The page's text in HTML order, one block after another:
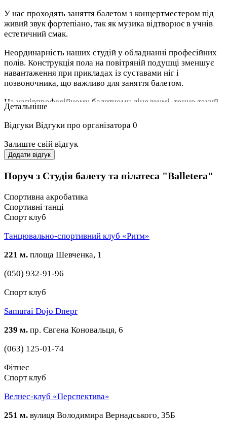
У нас проходять заняття балетом з концертместером під
живий звук фортепіано, так як музика відтворює в учнів
естетичний смак.
Неординарність наших студій у обладнанні професійних
полів. Конструкція пола на повітряній подушці зменшує
навантаження при прикладах із суставами ніг і
позвоночника, що важливо для заняття балетом.
На напівпрофесійному балетному лінолеумі, точно такий
лінолеум лежить у студіях Європи. Він забезпечує
правильність і чіткість виконання заходів управління,
запобігання скольженню.
Так же особливість нашої цінової політики в тому, що
вона складена таким чином, що придбання абонементу по
одній ціні, у вас є можливість відвідати абсолютно всі
направлення, які представляє нашу студію.
Детальніше
Відгуки Відгуки про організатора 0
Залиште свій відгук
Додати відгук
Поруч з Студія балету та пілатеса "Balletera"
Спортивна акробатика
Спортивні танці
Спорт клуб
Танцювально-спортивний клуб «Ритм»
221 м. площа Шевченка, 1
(050) 932-91-96
Спорт клуб
Samurai Dojo Dnepr
239 м. пр. Євгена Коновальця, 6
(063) 125-01-74
Фітнес
Спорт клуб
Велнес-клуб «Перспектива»
251 м. вулиця Володимира Вернадського, 35Б